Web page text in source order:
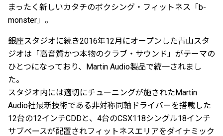
まったく新しいカタチのボクシング・フィットネス「b-
monster」。
銀座スタジオに続き2016年12月にオープンした青山スタ
ジオは「高音質かつ本物のクラブ・サウンド」がテーマの
ひとつになっており、Martin Audio製品で統一されまし
た。
スタジオ内には適切にチューニングが施されたMartin
Audio社最新技術である非対称同軸ドライバーを搭載した
12台の12インチCDDと、4台のCSX118シングル18インチ
サブベースが配置されフィットネスエリアをダイナミック